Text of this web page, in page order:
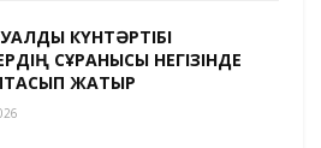
КҮНТӘРТІБІ
СҰРАНЫСЫ НЕГІЗІНДЕ
ЖАТЫР